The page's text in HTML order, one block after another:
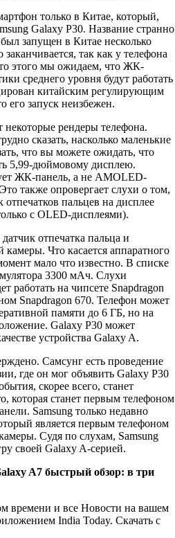
только в Китае, который,
Galaxy P30. Название странно
запущен в Китае несколько
так как у телефона
этого мы ожидаем, что ЖК-
среднего уровня будут работать
китайским регулирующим
его запуск неизбежен.
рендеры телефона.
сказать, насколько маленькие
что вы можете ожидать, что
5,99-дюймовому дисплею.
ЖК-панель, а не AMOLED-
также опровергает слухи о том,
пальцев на дисплее
с OLED-дисплеями).
отпечатка пальца и
Что касается аппаратного
мало что известно. В списке
3300 мАч. Слухи
работать на чипсете Snapdragon
Snapdragon 670. Телефон может
памяти до 6 ГБ, но на
Galaxy P30 может
устройства Galaxy A.
Самсунг есть проведение
где он мог объявить Galaxy P30
скорее всего, станет
которая станет первым телефоном
Samsung только недавно
является первым телефоном
Судя по слухам, Samsung
своей Galaxy A-серией.
A7 быстрый обзор: в три
времени и все Новости на вашем
India Today. Скачать с